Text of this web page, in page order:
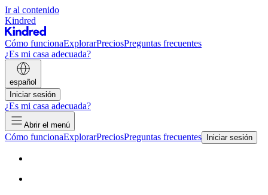
Ir al contenido
Kindred
Cómo funcionaExplorarPreciosPreguntas frecuentes
¿Es mi casa adecuada?
español
Iniciar sesión
¿Es mi casa adecuada?
Abrir el menú
Cómo funcionaExplorarPreciosPreguntas frecuentes Iniciar sesión